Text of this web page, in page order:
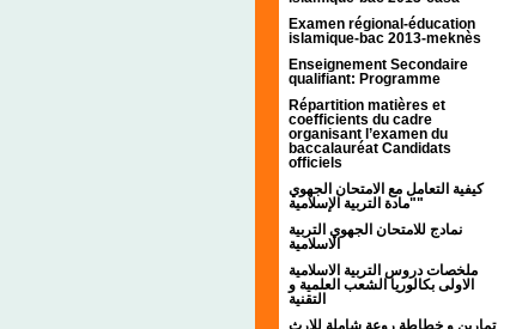
Examen régional-éducation
islamique-bac 2013-meknès
Enseignement Secondaire
qualifiant: Programme
Répartition matières et
coefficients du cadre
organisant l’examen du
baccalauréat Candidats
officiels
كيفية التعامل مع الامتحان الجهوي
"مادة التربية الإسلامية"
نمادج للامتحان الجهوي التربية
الاسلامية
ملخصات دروس التربية الاسلامية
الاولى بكالوريا الشعب العلمية و
التقنية
تمارين و خطاطة روعة شاملة للإرث